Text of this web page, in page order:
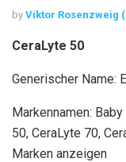
by Viktor Rosenzweig
CeraLyte 50
Generischer Name:
Markennamen:
50, CeraLyte 70,
Marken anzeigen